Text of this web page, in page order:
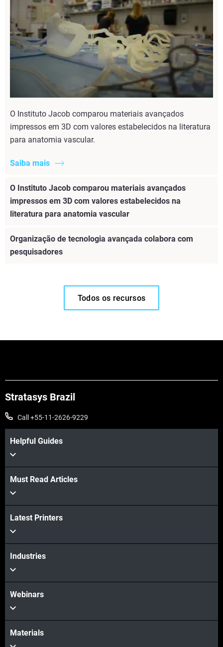
O Instituto Jacob comparou materiais avançados
impressos em 3D com valores estabelecidos na literatura
para anatomia vascular.
Saiba mais
O Instituto Jacob comparou materiais avançados
impressos em 3D com valores estabelecidos na
literatura para anatomia vascular
Organização de tecnologia avançada colabora com
pesquisadores
Todos os recursos
Stratasys Brazil
Call +55-11-2626-9229
Helpful Guides
Must Read Articles
Latest Printers
Industries
Webinars
Materials